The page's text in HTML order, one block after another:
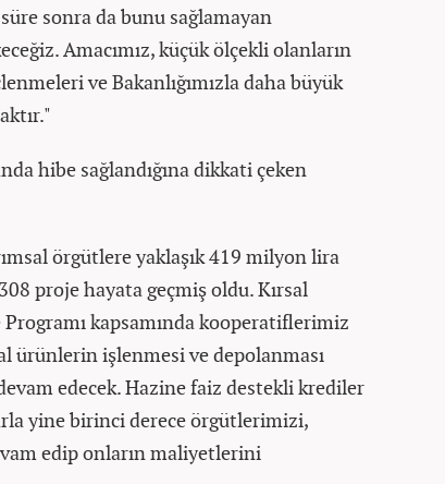
sonra da bunu sağlamayan
Amacımız, küçük ölçekli olanların
ve Bakanlığımızla daha büyük
hibe sağlandığına dikkati çeken
örgütlere yaklaşık 419 milyon lira
proje hayata geçmiş oldu. Kırsal
Programı kapsamında kooperatiflerimiz
ürünlerin işlenmesi ve depolanması
edecek. Hazine faiz destekli krediler
yine birinci derece örgütlerimizi,
edip onların maliyetlerini